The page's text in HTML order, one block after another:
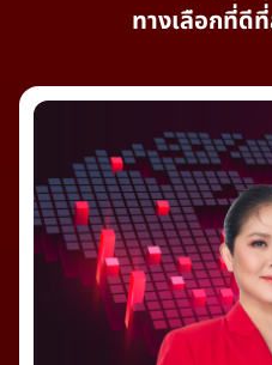
ทางเลือกที่ดี